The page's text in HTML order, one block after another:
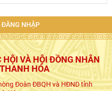
ĐĂNG NHẬP
VÀ HỘI ĐỒNG NHÂN
HÓA
Đoàn ĐBQH và HĐND tỉnh